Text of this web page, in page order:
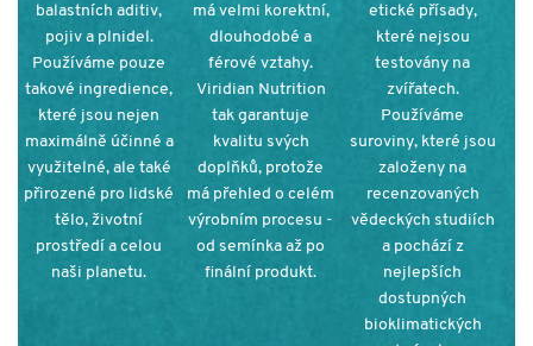
balastních aditiv,
pojiv a plnidel.
Používáme pouze
takové ingredience,
které jsou nejen
maximálně účinné a
využitelné, ale také
přirozené pro lidské
tělo, životní
prostředí a celou
naši planetu.
má velmi korektní,
dlouhodobé a
férové vztahy.
Viridian Nutrition
tak garantuje
kvalitu svých
doplňků, protože
má přehled o celém
výrobním procesu -
od semínka až po
finální produkt.
etické přísady,
které nejsou
testovány na
zvířatech.
Používáme
suroviny, které jsou
založeny na
recenzovaných
vědeckých studiích
a pochází z
nejlepších
dostupných
bioklimatických